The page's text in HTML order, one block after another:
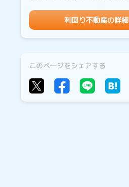
利回り不動産の詳細
このページをシェアする